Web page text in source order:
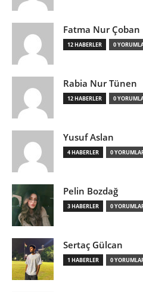
Fatma Nur Çoban
12 HABERLER 0
Rabia Nur Tünen
12 HABERLER 0
Yusuf Aslan
4 HABERLER 0
Pelin Bozdağ
3 HABERLER 0
Sertaç Gülcan
1 HABERLER 0